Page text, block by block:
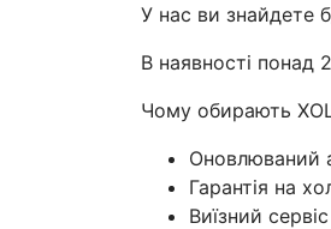
У нас ви знайдете
В наявності понад
Чому обирають
Оновлюваний
Гарантія на
Виїзний